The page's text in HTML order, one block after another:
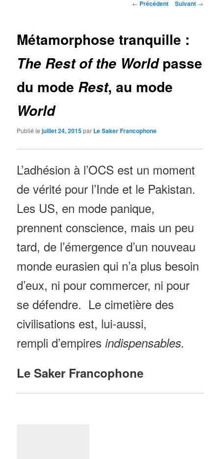
Navigation
← Précédent Suivant →
Métamorphose tranquille :
The Rest of the Worldpasse
du mode Rest, au mode
World
Publié lejuillet 24, 2015par Le Saker Francophone
L’adhésion à l’OCS est un moment
de vérité pour l’Inde et le Pakistan.
Les US, en mode panique,
prennent conscience, mais un peu
tard, de l’émergence d’un nouveau
monde eurasien qui n’a plus besoin
d’eux, ni pour commercer, ni pour
se défendre. Le cimetière des
civilisations est, lui-aussi,
rempli d’empiresindispensables.
Le Saker Francophone